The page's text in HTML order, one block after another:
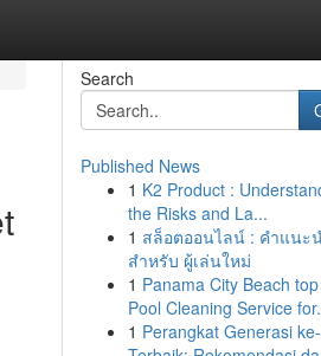
Search
Published News
1 K2 Product :
the Risks and La...
1 สล็อตออนไลน์ : คำแนะ
สำหรับ ผู้เล่นใหม่
1 Panama City Beach top
Pool Cleaning Service
1 Perangkat Generasi